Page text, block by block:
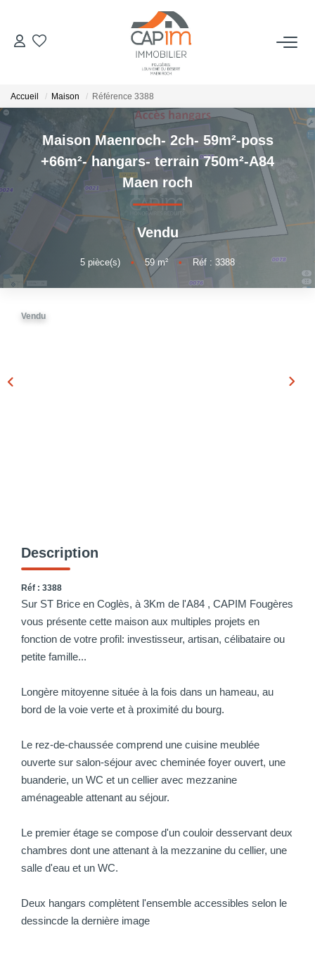
VENTES
ESTIMATION
NOTRE AGENCE
Qui Sommes Nous
Notre Équipe
Nous Rejoindre
Nos Actualités
Accueil Maison Référence 3388
Maison Maenroch- 2ch- 59m²-poss
+66m²- hangars- terrain 750m²-A84
Maen roch
Vendu
5 pièce(s) • 59m² • Réf : 3388
Vendu
Description
Réf : 3388
Sur ST Brice en Coglès, à 3Km de l'A84 , CAPIM Fougères
vous présente cette maison aux multiples projets en
fonction de votre profil: investisseur, artisan, célibataire ou
petite famille...
Longère mitoyenne située à la fois dans un hameau, au
bord de la voie verte et à proximité du bourg.
Le rez-de-chaussée comprend une cuisine meublée
ouverte sur salon-séjour avec cheminée foyer ouvert, une
buanderie, un WC et un cellier avec mezzanine
aménageable attenant au séjour.
Le premier étage se compose d'un couloir desservant deux
chambres dont une attenant à la mezzanine du cellier, une
salle d'eau et un WC.
Deux hangars complètent l'ensemble accessibles selon le
dessincde la dernière image